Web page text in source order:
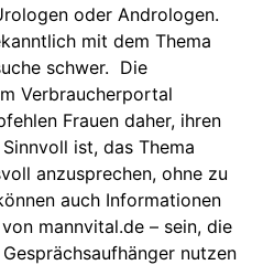
oder Andrologen.
mit dem Thema
schwer. Die
Verbraucherportal
Frauen daher, ihren
ist, das Thema
anzusprechen, ohne zu
auch Informationen
mannvital.de – sein, die
nutzen